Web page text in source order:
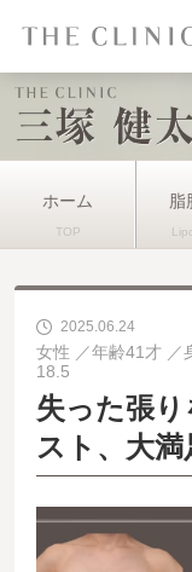
ホーム 脂
2025.06.24
女性 年齢41才
18.5
失った張
スト、大満